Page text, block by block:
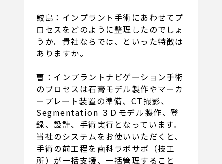
鮫島：インプラント手術にあわせてプ
ロセスをどのように整理したのでしょ
うか。貴社ならでは、といった特徴は
ありますか。
曺：インプラントナビゲーション手術
のプロセスは石膏モデル製作やマーカ
ープレート装置の準備、CT撮影、
Segmentation ３Ｄモデル製作、登
録、設計、手術実行となっています。
当社のシステムをお使いいただくと、
手術の前工程を歯科ラボサポ（技工
所）が一括支援、一括管理すること